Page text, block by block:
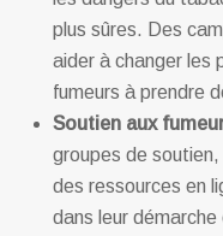
plus sûres. Des
aider à changer les
fumeurs à prendre
Soutien aux
groupes de soutien,
des ressources en
dans leur